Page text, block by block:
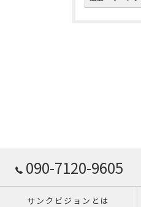
090-7120-9605
サンクビジョンとは